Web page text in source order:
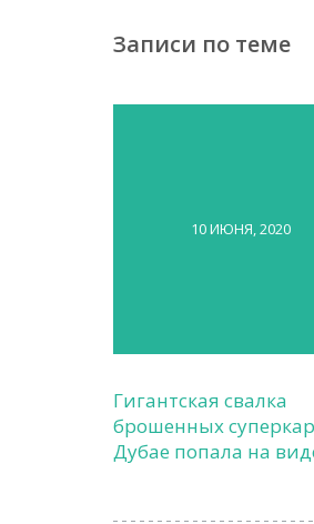
Записи по теме
10 ИЮНЯ, 2020
Гигантская свалка
брошенных
Дубае попала на